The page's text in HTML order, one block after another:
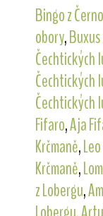
Bingo z
obory,
Čechtických
Čechtických
Čechtických
Fifaro,Aja
Krčmaně,
Krčmaně,
z Lobergu,